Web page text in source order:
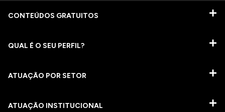
CONTEÚDOS GRATUITOS
QUAL É O SEU PERFIL?
ATUAÇÃO POR SETOR
ATUAÇÃO INSTITUCIONAL